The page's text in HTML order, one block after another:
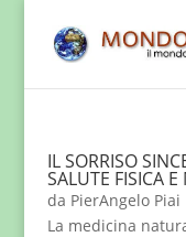
IL SORRISO
SALUTE FISICA E
da PierAngelo Piai
La medicina